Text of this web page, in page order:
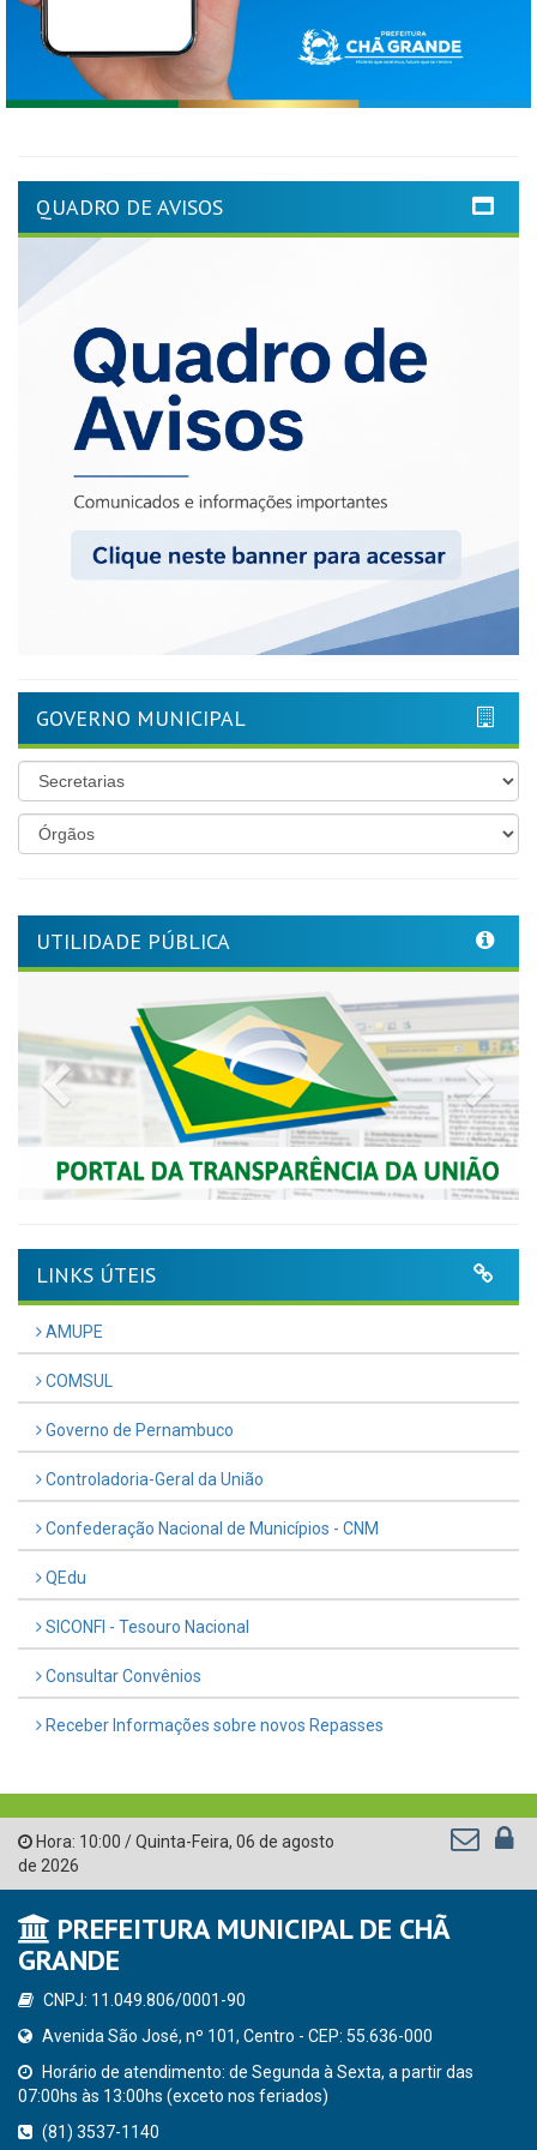
QUADRO DE AVISOS
GOVERNO MUNICIPAL
UTILIDADE PÚBLICA
Previous
LINKS ÚTEIS
AMUPE
COMSUL
Governo de Pernambuco
Controladoria-Geral da União
Confederação Nacional de Municípios - CNM
QEdu
SICONFI - Tesouro Nacional
Consultar Convênios
Receber Informações sobre novos Repasses
Hora: 10:00 /Quinta-Feira, 06 de agosto
de 2026
PREFEITURA MUNICIPAL DE CHÃ
GRANDE
CNPJ: 11.049.806/0001-90
Avenida São José, nº 101, Centro - CEP: 55.636-000
Horário de atendimento: de Segunda à Sexta, a partir das
07:00hs às 13:00hs (exceto nos feriados)
(81) 3537-1140